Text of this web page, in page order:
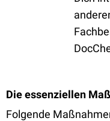
Die essenziellen
Folgende